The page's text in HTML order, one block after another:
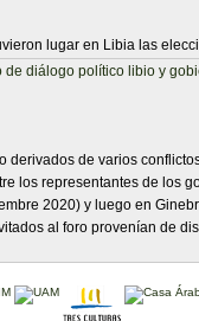
lugar en Libia las
diálogo político libio y
derivados de varios
los representantes de los
2020) y luego en
al foro provenían de